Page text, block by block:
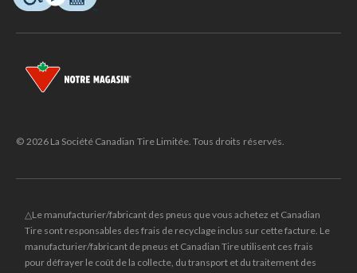
© 2026 La Société Canadian Tire Limitée. Tous droits réservés.
△Le manufacturier/fabricant des pneus que vous achetez et Canadian
Tire sont responsables des frais de recyclage inclus sur cette facture. Le
manufacturier/fabricant de pneus et Canadian Tire utilisent ces frais
pour défrayer le coût de la collecte, du transport et du traitement des